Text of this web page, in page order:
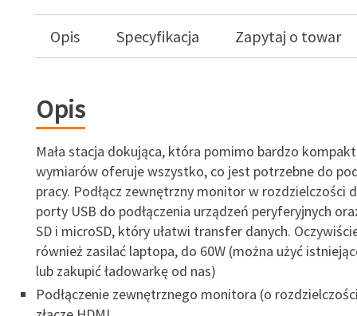
Opis Specyfikacja Zapytaj o towar
Opis
Mała stacja dokująca, która pomimo bardzo
wymiarów oferuje wszystko, co jest potrzebne do
pracy. Podłącz zewnętrzny monitor w rozdzielczości
porty USB do podłączenia urządzeń peryferyjnych
SD i microSD, który ułatwi transfer danych.
również zasilać laptopa, do 60W (można użyć
lub zakupić ładowarkę od nas)
Podłączenie zewnętrznego monitora (o